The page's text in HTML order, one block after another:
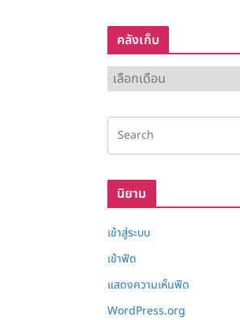
คลังเก็บ
นิยาม
เข้าสู่ระบบ
เข้าฟีด
แสดงความเห็นฟีด
WordPress.org